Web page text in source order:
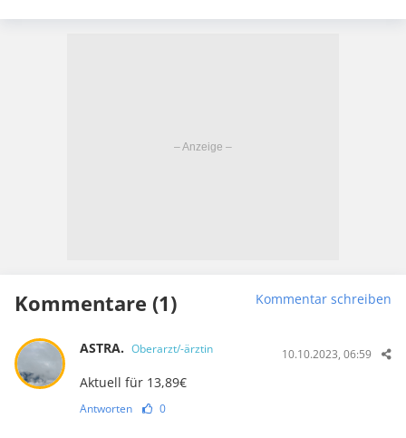
Kommentare (1) Kommentar schreiben
ASTRA. Oberarzt/-ärztin 10.10.2023, 06:59
Aktuell für 13,89€
Antworten 0